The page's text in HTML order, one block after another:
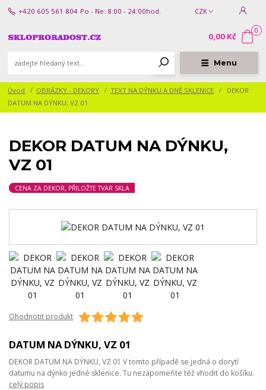
Menu
CZK
+420 605 561 804 Po - Ne: 8:00 - 24:00hod.
0
0,00 Kč
Úvod OBRÁZKY - DEKORY TEXT NA DÝNKU A DNĚ SKLENICE
DEKOR
DATUM NA DÝNKU, VZ 01
DEKOR DATUM NA DÝNKU,
VZ 01
CENA ZA DEKOR, PŘILOŽTE TVAR SKLA
Ohodnotit produkt
DATUM NA DÝNKU, VZ 01
DEKOR DATUM NA DÝNKU, VZ 01 V tomto případě se jedná o dorytí
datumu na dýnko jedné sklenice. Tu nezapomeňte též vhodit do košíku.
celý popis